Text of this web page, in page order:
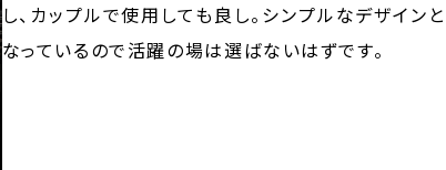
し、カップルで使用しても良し。シンプルなデザインと
なっているので活躍の場は選ばないはずです。